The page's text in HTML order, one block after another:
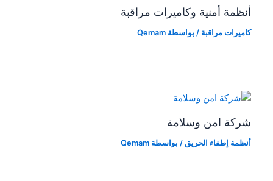
أنظمة أمنية وكاميرات مراقبة
كاميرات مراقبة / بواسطة Qemam
شركة امن وسلامة
أنظمة إطفاء الحريق / بواسطة Qemam